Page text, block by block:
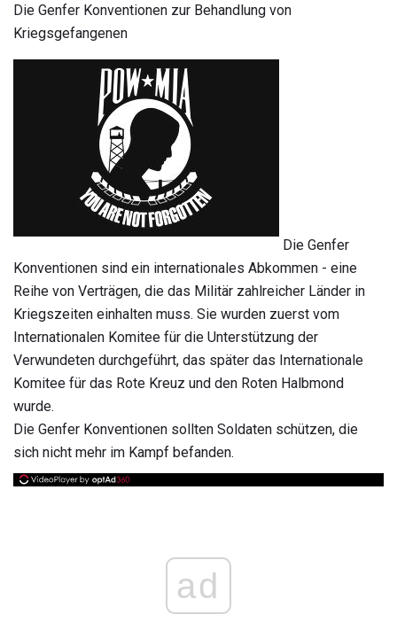
Die Genfer Konventionen zur Behandlung von
Kriegsgefangenen
Die Genfer
Konventionen sind ein internationales Abkommen - eine
Reihe von Verträgen, die das Militär zahlreicher Länder in
Kriegszeiten einhalten muss. Sie wurden zuerst vom
Internationalen Komitee für die Unterstützung der
Verwundeten durchgeführt, das später das Internationale
Komitee für das Rote Kreuz und den Roten Halbmond
wurde.
Die Genfer Konventionen sollten Soldaten schützen, die
sich nicht mehr im Kampf befanden.
ad